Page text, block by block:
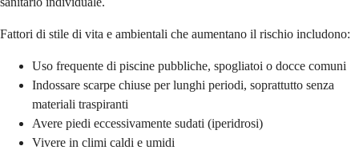
Fattori di stile di vita e ambientali che aumentano il rischio includono:
Uso frequente di piscine pubbliche, spogliatoi o docce comuni
Indossare scarpe chiuse per lunghi periodi, soprattutto senza
materiali traspiranti
Avere piedi eccessivamente sudati (iperidrosi)
Vivere in climi caldi e umidi